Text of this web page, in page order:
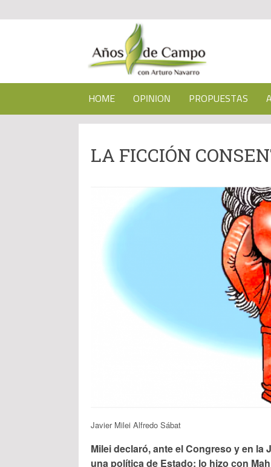
HOME OPINION PROPUESTAS
LA FICCIÓN
Javier Milei Alfredo Sábat
Milei declaró, ante el Congreso y en la
una política de Estado; lo hizo con